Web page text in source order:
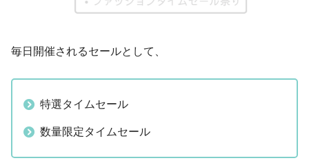
毎日開催されるセールとして、
特選タイムセール
数量限定タイムセール